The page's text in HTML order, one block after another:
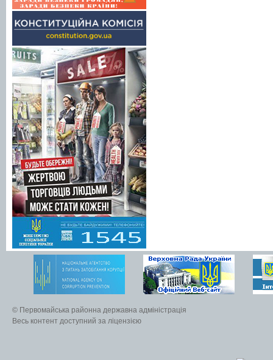
© Первомайська районна державна адміністрація
Весь контент доступний за ліцензією